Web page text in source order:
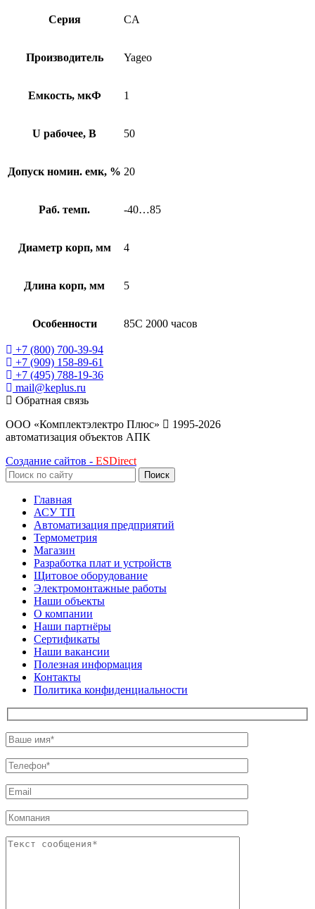
Серия CA
Производитель Yageo
Емкость, мкФ 1
U рабочее, В 50
Допуск номин. емк, % 20
Раб. темп. -40…85
Диаметр корп, мм 4
Длина корп, мм 5
Особенности 85C 2000 часов
+7 (800) 700-39-94
+7 (909) 158-89-61
+7 (495) 788-19-36
mail@keplus.ru
Обратная связь
ООО «Комплектэлектро Плюс»
1995-2026
автоматизация объектов АПК
Создание сайтов - ESDirect
Поиск
Главная
АСУ ТП
Автоматизация предприятий
Термометрия
Магазин
Разработка плат и устройств
Щитовое оборудование
Электромонтажные работы
Наши объекты
О компании
Наши партнёры
Сертификаты
Наши вакансии
Полезная информация
Контакты
Политика конфиденциальности